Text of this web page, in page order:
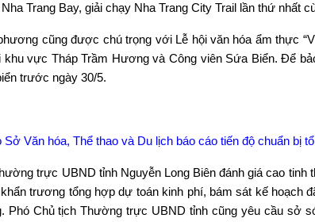
Trang Bay, giải chạy Nha Trang City Trail lần thứ nhất c
cũng được chú trọng với Lễ hội văn hóa ẩm thực
khu vực Tháp Trầm Hương và Công viên Sứa Biển. Để
ển trước ngày 30/5.
Sở Văn hóa, Thể thao và Du lịch báo cáo tiến độ chuẩn bị
trực UBND tỉnh Nguyễn Long Biên đánh giá cao tinh
trương tổng hợp dự toán kinh phí, bám sát kế hoạch đ
Phó Chủ tịch Thường trực UBND tỉnh cũng yêu cầu sở